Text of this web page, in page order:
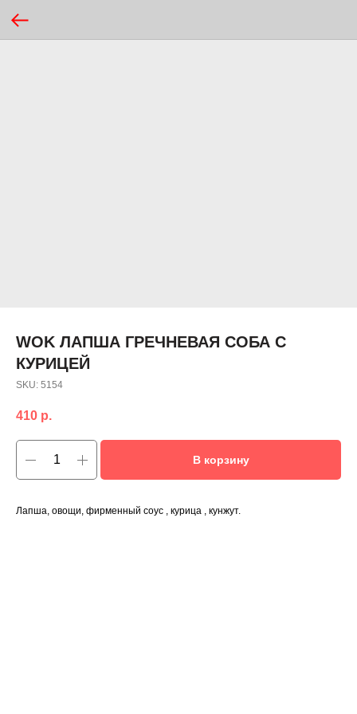
WOK ЛАПША ГРЕЧНЕВАЯ СОБА С
КУРИЦЕЙ
SKU: 5154
410 р.
В корзину
Лапша, овощи, фирменный соус , курица , кунжут.